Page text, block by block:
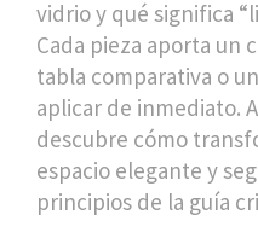
vidrio y qué significa
Cada pieza aporta un
tabla comparativa o
aplicar de inmediato.
descubre cómo
espacio elegante y
principios de la guía